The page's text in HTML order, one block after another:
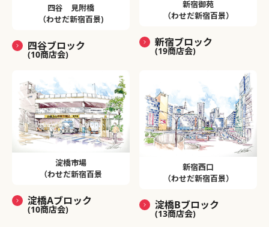
四谷 見附橋
（わせだ新宿百景)
四谷ブロック
(10商店会)
新宿御苑
（わせだ新宿百景）
新宿ブロック
(19商店会)
淀橋市場
（わせだ新宿百景
淀橋Aブロック
(10商店会)
新宿西口
（わせだ新宿百景）
淀橋Bブロック
(13商店会)